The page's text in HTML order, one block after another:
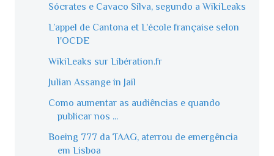
Sócrates e Cavaco Silva, segundo a WikiLeaks
L’appel de Cantona et L'école française selon
l'OCDE
WikiLeaks sur Libération.fr
Julian Assange in Jail
Como aumentar as audiências e quando
publicar nos ...
Boeing 777 da TAAG, aterrou de emergência
em Lisboa